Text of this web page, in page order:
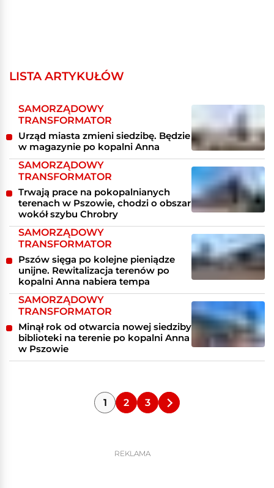
LISTA ARTYKUŁÓW
SAMORZĄDOWY
TRANSFORMATOR
Urząd miasta zmieni siedzibę. Będzie
w magazynie po kopalni Anna
SAMORZĄDOWY
TRANSFORMATOR
Trwają prace na pokopalnianych
terenach w Pszowie, chodzi o obszar
wokół szybu Chrobry
SAMORZĄDOWY
TRANSFORMATOR
Pszów sięga po kolejne pieniądze
unijne. Rewitalizacja terenów po
kopalni Anna nabiera tempa
SAMORZĄDOWY
TRANSFORMATOR
Minął rok od otwarcia nowej siedziby
biblioteki na terenie po kopalni Anna
w Pszowie
1 2 3
REKLAMA